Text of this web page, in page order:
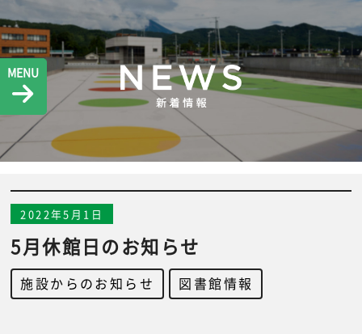
MENU
2022年5月1日
5月休館日のお知らせ
施設からのお知らせ 図書館情報